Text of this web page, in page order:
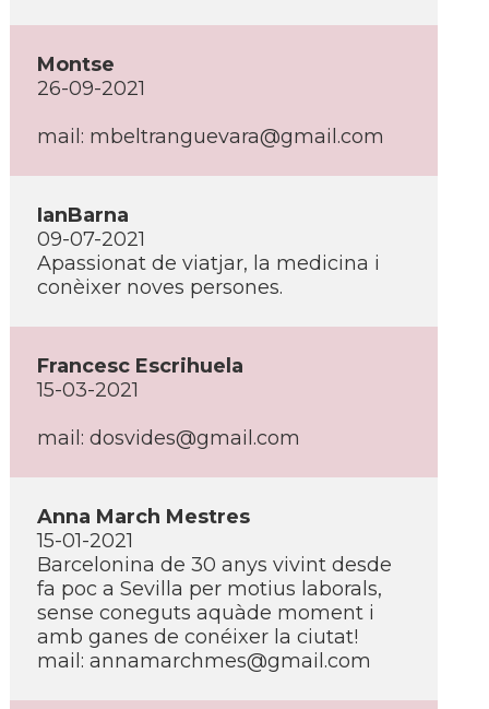
Montse
26-09-2021
mail: mbeltranguevara@gmail.com
IanBarna
09-07-2021
Apassionat de viatjar, la medicina i
conèixer noves persones.
Francesc Escrihuela
15-03-2021
mail: dosvides@gmail.com
Anna March Mestres
15-01-2021
Barcelonina de 30 anys vivint desde
fa poc a Sevilla per motius laborals,
sense coneguts aquàde moment i
amb ganes de conéixer la ciutat!
mail: annamarchmes@gmail.com